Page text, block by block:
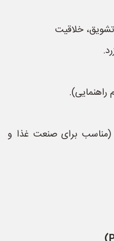
خلاقیت
برای صنعت غذا و